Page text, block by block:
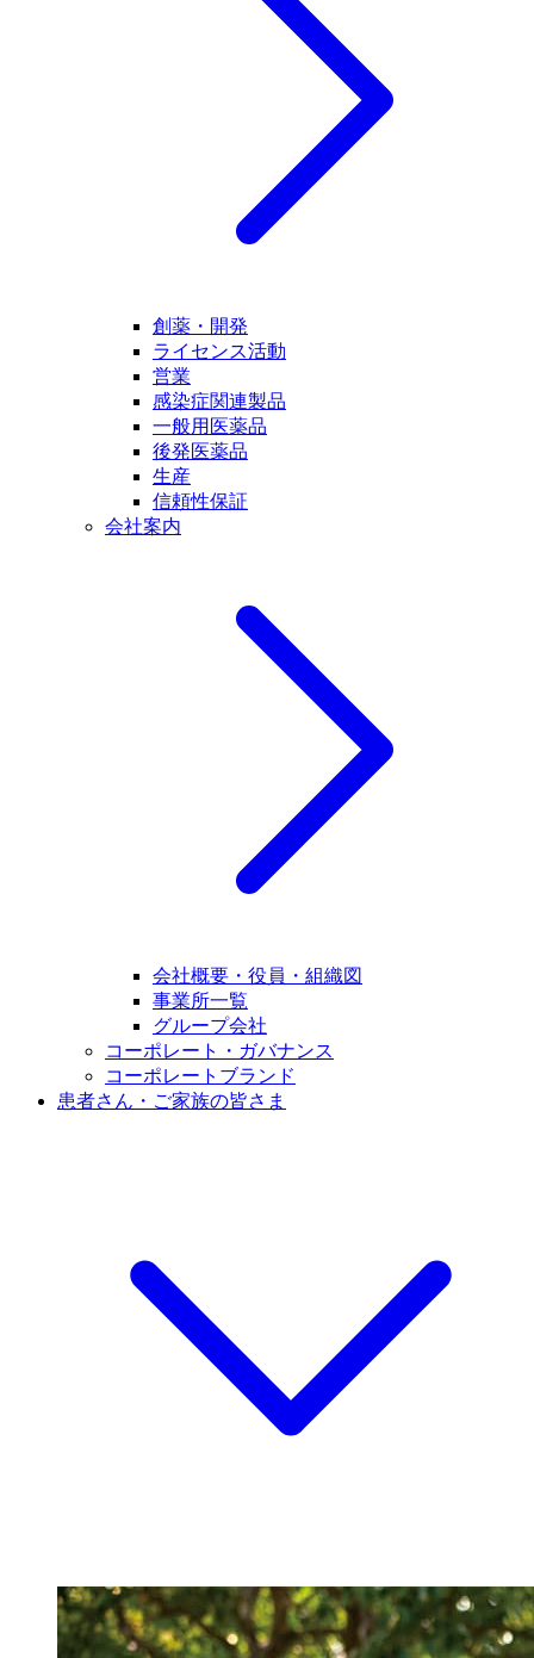
創薬・開発
ライセンス活動
営業
感染症関連製品
一般用医薬品
後発医薬品
生産
信頼性保証
会社案内
会社概要・役員・組織図
事業所一覧
グループ会社
コーポレート・ガバナンス
コーポレートブランド
患者さん・ご家族の皆さま